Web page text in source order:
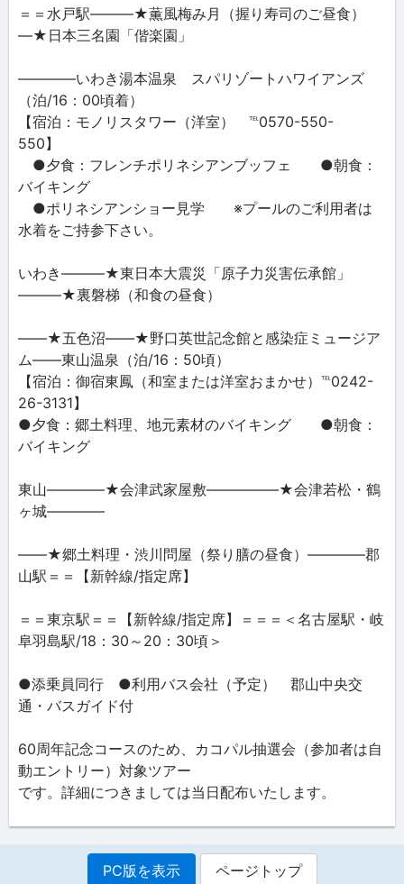
＝＝水戸駅―――★薫風梅み月（握り寿司のご昼食）
―★日本三名園「偕楽園」
――――いわき湯本温泉 スパリゾートハワイアンズ
（泊/16：00頃着）
【宿泊：モノリスタワー（洋室） ℡0570-550-
550】
●夕食：フレンチポリネシアンブッフェ ●朝食：
バイキング
●ポリネシアンショー見学 ※プールのご利用者は
水着をご持参下さい。
いわき―――★東日本大震災「原子力災害伝承館」
―――★裏磐梯（和食の昼食）
――★五色沼――★野口英世記念館と感染症ミュージア
ム――東山温泉（泊/16：50頃）
【宿泊：御宿東鳳（和室または洋室おまかせ）℡0242-
26-3131】
●夕食：郷土料理、地元素材のバイキング ●朝食：
バイキング
東山――――★会津武家屋敷―――――★会津若松・鶴
ヶ城――――
――★郷土料理・渋川問屋（祭り膳の昼食）――――郡
山駅＝＝【新幹線/指定席】
＝＝東京駅＝＝【新幹線/指定席】＝＝＝＜名古屋駅・岐
阜羽島駅/18：30～20：30頃＞
●添乗員同行 ●利用バス会社（予定） 郡山中央交
通・バスガイド付
60周年記念コースのため、カコパル抽選会（参加者は自
動エントリー）対象ツアー
です。詳細につきましては当日配布いたします。
PC版を表示 ページトップ